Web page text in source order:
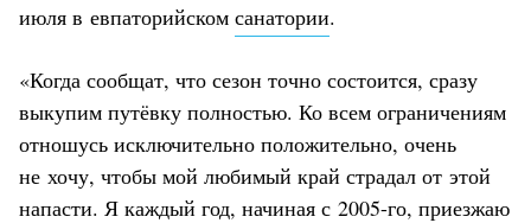
июля в евпаторийском санатории.
«Когда сообщат, что сезон точно состоится, сразу
выкупим путёвку полностью. Ко всем ограничениям
отношусь исключительно положительно, очень
не хочу, чтобы мой любимый край страдал от этой
напасти. Я каждый год, начиная с 2005-го, приезжаю